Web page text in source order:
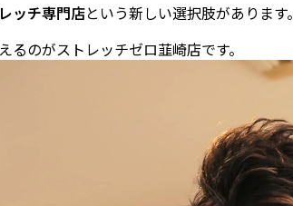
ッチ専門店という新しい選択肢があります。
るのがストレッチゼロ韮崎店です。